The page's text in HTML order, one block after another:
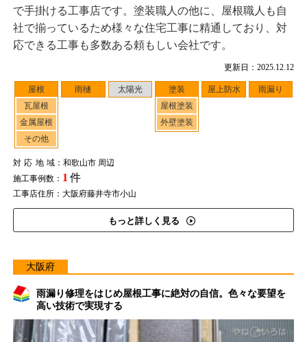
更新日：2025.12.12
屋根
瓦屋根
金属屋根
その他
雨樋 太陽光
塗装
屋根塗装
外壁塗装
屋上防水 雨漏り
対応地域：和歌山市 周辺
施工事例数： 1 件
工事店住所：大阪府藤井寺市小山
もっと詳しく見る
で手掛ける工事店です。塗装職人の他に、屋根職人も自
社で揃っているため様々な住宅工事に精通しており、対
応できる工事も多数ある頼もしい会社です。
大阪府
雨漏り修理をはじめ屋根工事に絶対の自信。色々な要望を
高い技術で実現する